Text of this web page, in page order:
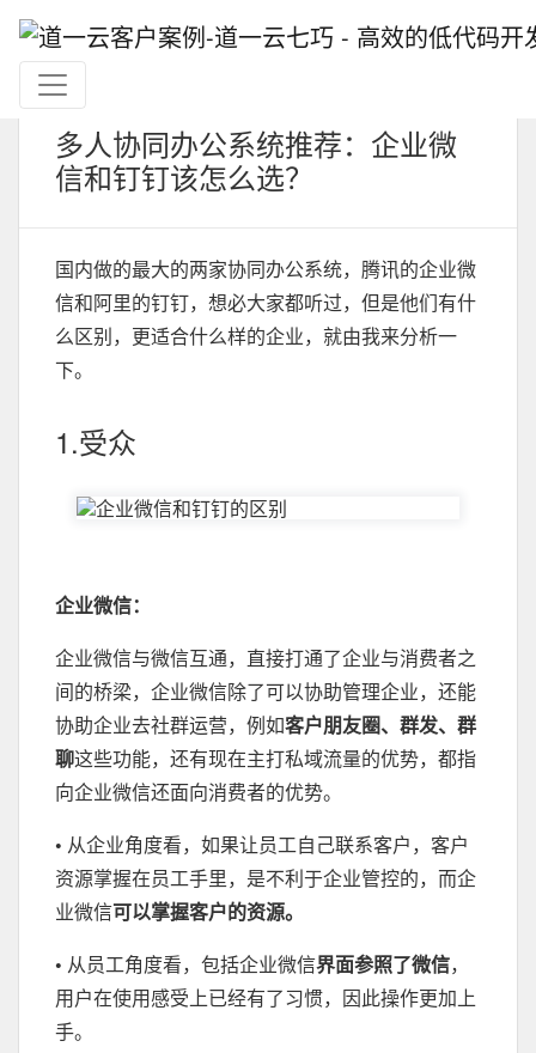
多人协同办公系统推荐：企业微
信和钉钉该怎么选？
国内做的最大的两家协同办公系统，腾讯的企业微
信和阿里的钉钉，想必大家都听过，但是他们有什
么区别，更适合什么样的企业，就由我来分析一
下。
1.受众
企业微信：
企业微信与微信互通，直接打通了企业与消费者之
间的桥梁，企业微信除了可以协助管理企业，还能
协助企业去社群运营，例如客户朋友圈、群发、群
聊这些功能，还有现在主打私域流量的优势，都指
向企业微信还面向消费者的优势。
• 从企业角度看，如果让员工自己联系客户，客户
资源掌握在员工手里，是不利于企业管控的，而企
业微信可以掌握客户的资源。
• 从员工角度看，包括企业微信界面参照了微信，
用户在使用感受上已经有了习惯，因此操作更加上
手。